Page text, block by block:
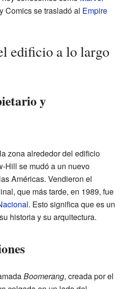
Comics se trasladó al Empire
edificio a lo largo
y
zona alrededor del edificio
Hill se mudó a un nuevo
Américas. Vendieron el
que más tarde, en 1989, fue
. Esto significa que es un
historia y su arquitectura.
Boomerang, creada por el